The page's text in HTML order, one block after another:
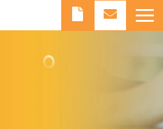
とは